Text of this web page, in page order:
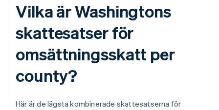
Vilka är Washingtons
skattesatser för
omsättningsskatt per
county?
Här är de lägsta kombinerade skattesatserna för